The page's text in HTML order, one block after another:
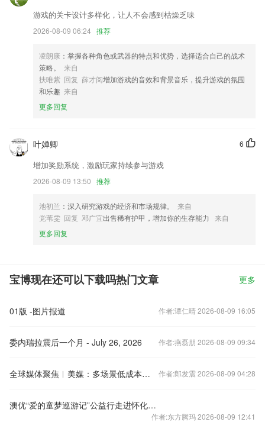
游戏的关卡设计多样化，让人不会感到枯燥乏味
2026-08-09 06:24 推荐
凌朗康 ：掌握各种角色或武器的特点和优势，选择适合自己的战术
策略。
来自
扶唯紫 回复 薛才阅增加游戏的音效和背景音乐，提升游戏的氛围
和乐趣 来自
更多回复
6
叶婵卿
增加奖励系统，激励玩家持续参与游戏
2026-08-09 13:50 推荐
池初兰 ：深入研究游戏的经济和市场规律。
来自
党苇雯 回复 邓广宜出售稀有护甲，增加你的生存能力 来自
更多回复
宝博现在还可以下载吗热门文章 更多
01版 -图片报道 作者:谭仁晴 2026-08-09 16:05
委内瑞拉震后一个月 - July 26, 2026 作者:燕磊朋 2026-08-09 09:34
全球媒体聚焦︱美媒：多场景低成本应用 中国让AI变得更具实用价值 作者:郎发震 2026-08-09 04:28
澳优“爱的童梦巡游记”公益行走进怀化溆浦
作者:东方腾玛 2026-08-09 12:41